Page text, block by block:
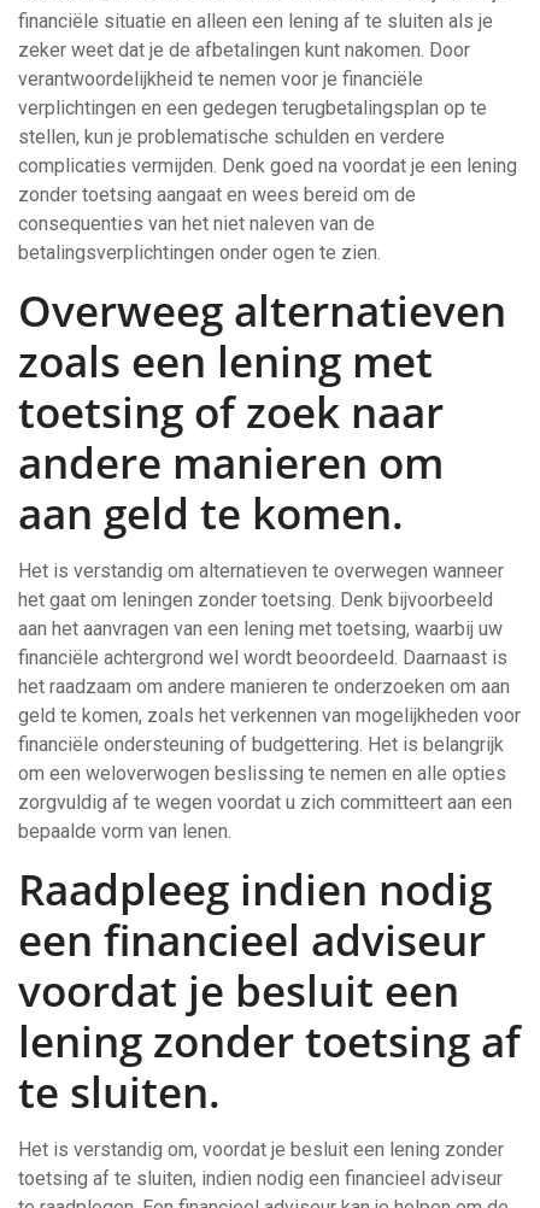
financiële situatie en alleen een lening af te sluiten als je
zeker weet dat je de afbetalingen kunt nakomen. Door
verantwoordelijkheid te nemen voor je financiële
verplichtingen en een gedegen terugbetalingsplan op te
stellen, kun je problematische schulden en verdere
complicaties vermijden. Denk goed na voordat je een lening
zonder toetsing aangaat en wees bereid om de
consequenties van het niet naleven van de
betalingsverplichtingen onder ogen te zien.
Overweeg alternatieven
zoals een lening met
toetsing of zoek naar
andere manieren om
aan geld te komen.
Het is verstandig om alternatieven te overwegen wanneer
het gaat om leningen zonder toetsing. Denk bijvoorbeeld
aan het aanvragen van een lening met toetsing, waarbij uw
financiële achtergrond wel wordt beoordeeld. Daarnaast is
het raadzaam om andere manieren te onderzoeken om aan
geld te komen, zoals het verkennen van mogelijkheden voor
financiële ondersteuning of budgettering. Het is belangrijk
om een weloverwogen beslissing te nemen en alle opties
zorgvuldig af te wegen voordat u zich committeert aan een
bepaalde vorm van lenen.
Raadpleeg indien nodig
een financieel adviseur
voordat je besluit een
lening zonder toetsing af
te sluiten.
Het is verstandig om, voordat je besluit een lening zonder
toetsing af te sluiten, indien nodig een financieel adviseur